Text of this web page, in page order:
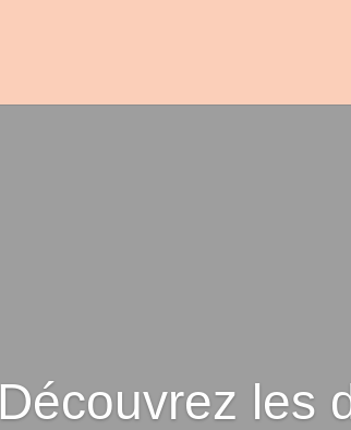
Découvrez les